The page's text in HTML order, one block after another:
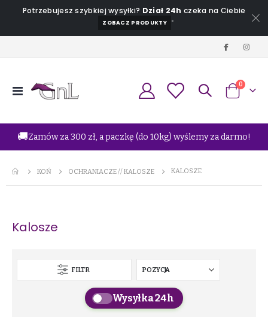
Potrzebujesz szybkiej wysyłki? Dział 24h czeka na Ciebie
ZOBACZ PRODUKTY *
Przełącznik
Koszyk
0
🚚Zamów za 300 zł, a paczkę (do 10kg) wyślemy za darmo!
KOŃ OCHRANIACZE // KALOSZE KALOSZE
Kalosze
FILTR
Wysyłka 24h